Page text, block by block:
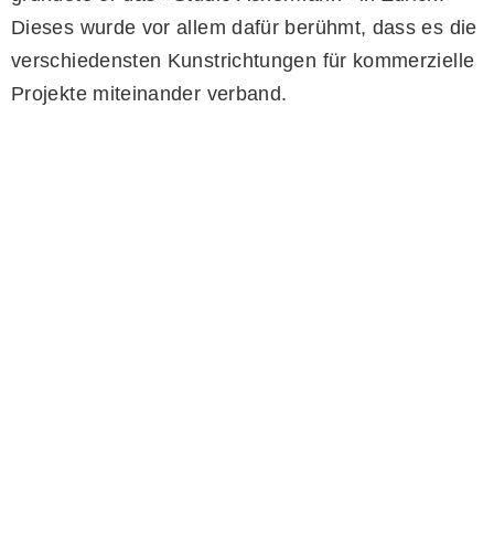
Dieses wurde vor allem dafür berühmt, dass es die
verschiedensten Kunstrichtungen für kommerzielle
Projekte miteinander verband.